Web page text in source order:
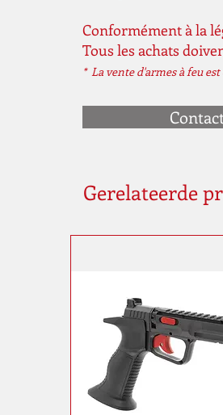
Conformément à la
Tous les achats
* La vente d'armes à feu
Gerelateerde